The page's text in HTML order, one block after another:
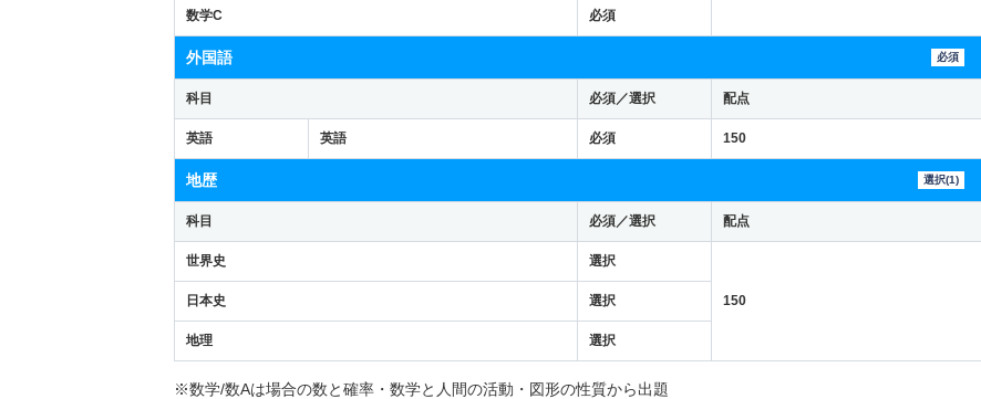
数学C 必須
外国語 必須
科目 必須／選択 配点
英語 英語 必須 150
地歴 選択(1)
科目 必須／選択 配点
世界史 選択
150
日本史 選択
地理 選択
※数学/数Aは場合の数と確率・数学と人間の活動・図形の性質から出題